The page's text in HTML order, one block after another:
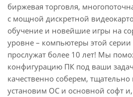
биржевая торговля,
с мощной дискретной
обучение и новейшие игры на
уровне – компьютеры этой
прослужат более 10 лет! Мы
конфигурацию ПК под ваши
качественно соберем, тщательно
установим ОС и основной софт